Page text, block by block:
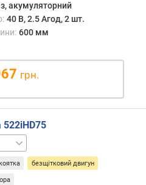
акумуляторний
40 В, 2.5 Агод, 2 шт.
600 мм
грн.
522iHD75
безщітковий двигун